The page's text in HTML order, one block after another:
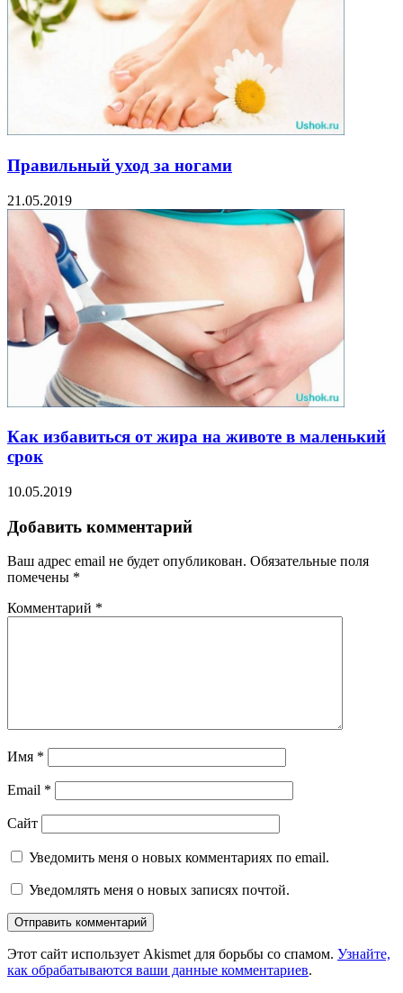
Правильный уход за ногами
21.05.2019
Как избавиться от жира на животе в маленький
срок
10.05.2019
Добавить комментарий
Ваш адрес email не будет опубликован. Обязательные поля
помечены *
Комментарий *
Имя *
Email *
Сайт
Уведомить меня о новых комментариях по email.
Уведомлять меня о новых записях почтой.
Этот сайт использует Akismet для борьбы со спамом. Узнайте,
как обрабатываются ваши данные комментариев.